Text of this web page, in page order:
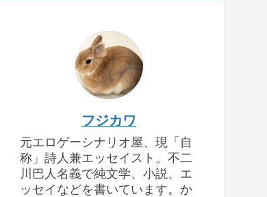
フジカワ
元エロゲーシナリオ屋、現「自
称」詩人兼エッセイスト。不二
川巴人名義で純文学、小説、エ
ッセイなどを書いています。か